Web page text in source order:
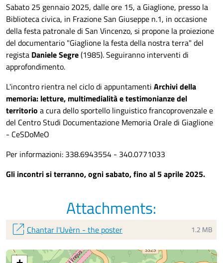
Sabato 25 gennaio 2025, dalle ore 15, a Giaglione, presso la
Biblioteca civica, in Frazione San Giuseppe n.1, in occasione
della festa patronale di San Vincenzo, si propone la proiezione
del documentario "Giaglione la festa della nostra terra" del
regista Daniele Segre(1985). Seguiranno interventi di
approfondimento.
L'incontro rientra nel ciclo di appuntamenti Archivi della
memoria: letture, multimedialità e testimonianze del
territorio a cura dello sportello linguistico francoprovenzale e
del Centro Studi Documentazione Memoria Orale di Giaglione
- CeSDoMeO
Per informazioni: 338.6943554 - 340.0771033
Gli incontri si terranno, ogni sabato, fino al 5 aprile 2025.
Attachments:
open_in_new Chantar l'Uvèrn - the poster 1.2 MB